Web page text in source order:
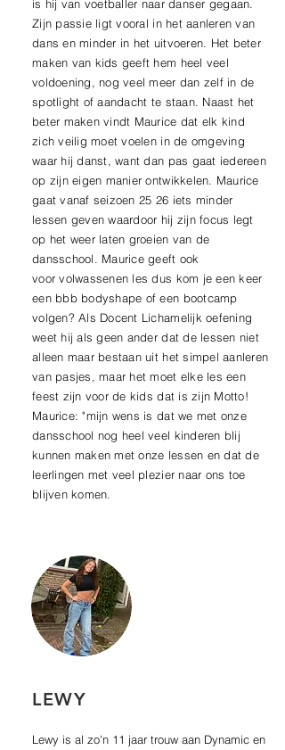
is hij van voetballer naar danser gegaan.
Zijn passie ligt vooral in het aanleren van
dans en minder in het uitvoeren. Het beter
maken van kids geeft hem heel veel
voldoening, nog veel meer dan zelf in de
spotlight of aandacht te staan. Naast het
beter maken vindt Maurice dat elk kind
zich veilig moet voelen in de omgeving
waar hij danst, want dan pas gaat iedereen
op zijn eigen manier ontwikkelen. Maurice
gaat vanaf seizoen 25 26 iets minder
lessen geven waardoor hij zijn focus legt
op het weer laten groeien van de
dansschool. Maurice geeft ook
voorvolwassenen les dus kom je een keer
een bbb bodyshape of een bootcamp
volgen? Als Docent Lichamelijk oefening
weet hij als geen ander dat de lessen niet
alleen maar bestaan uit het simpel aanleren
van pasjes, maar het moet elke les een
feest zijn voor de kids dat is zijn Motto!
Maurice: "mijn wens is dat we met onze
dansschool nog heel veel kinderen blij
kunnen maken met onze lessen en dat de
leerlingen met veel plezier naar ons toe
blijven komen.
LEWY
Lewy is al zo'n 11 jaar trouw aan Dynamic en